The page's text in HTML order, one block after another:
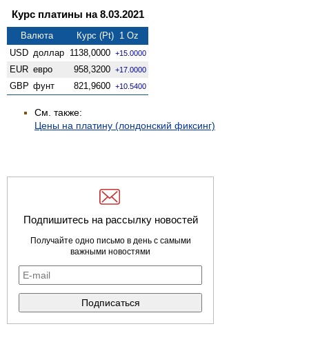
Курс платины на 8.03.2021
Валюта
Курс (Pt) 1 Oz
USD доллар 1138,0000 +15.0000
EUR евро 958,3200 +17.0000
GBP фунт 821,9600 +10.5400
См. также:
Цены на платину (лондонский фиксинг)
Подпишитесь на рассылку новостей
Получайте одно письмо в день с самыми
важными новостями